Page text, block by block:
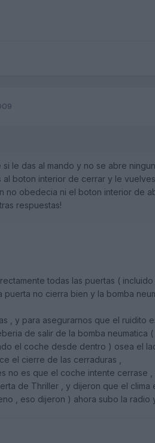
le das al mando y no se abre
boton interior de cerrar y le
no obedecia ni el boton interior de
respuestas!
todas las puertas (
puerta no cierra bien y la bomba
, y para asegurarnos que el ruidito
de salir de la bomba neumatica
el coche desde dentro ) osea el
el cierre de las cerraduras ,
no es que el coche intente cerrase
de Thriller , y dijeron que el
, eso dijeron ) ahora subo la radio